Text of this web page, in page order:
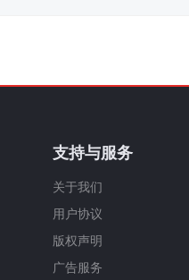
支持与服务
关于我们
用户协议
版权声明
广告服务